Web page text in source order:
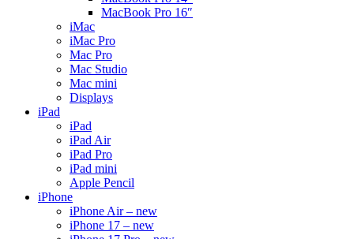
MacBook Pro 16″
iMac
iMac Pro
Mac Pro
Mac Studio
Mac mini
Displays
iPad
iPad
iPad Air
iPad Pro
iPad mini
Apple Pencil
iPhone
iPhone Air – new
iPhone 17 – new